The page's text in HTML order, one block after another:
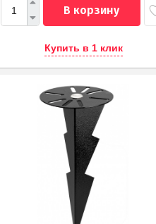
В корзину
Купить в 1 клик